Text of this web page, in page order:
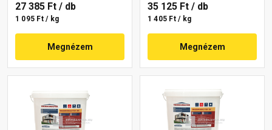
27 385 Ft / db
1 095 Ft / kg
Megnézem
35 125 Ft / db
1 405 Ft / kg
Megnézem